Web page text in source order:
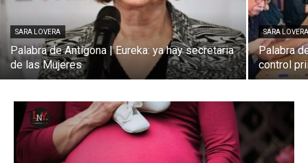
SARA LOVERA
Palabra de Antígona | Eureka: ya hay secretaria
de las Mujeres
SARA
Palabra
control